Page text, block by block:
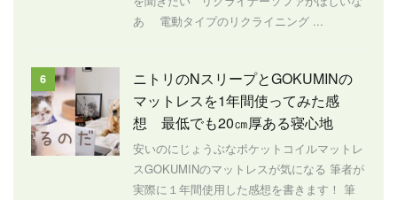
あ 電動タイプのリクライニング ...
6
ニトリのNスリープとGOKUMINの
マットレスを1年間使ってみた感
想 最低でも20㎝厚ある寝心地
安いのにじょうぶなポケットコイルマットレ
スGOKUMINのマットレスが気になる 筆者が
実際に１年間使用した感想を書きます！ 筆